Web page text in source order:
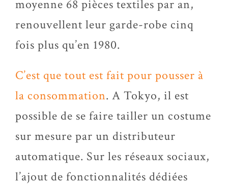
moyenne 68 pièces textiles par an,
renouvellent leur garde-robe cinq
fois plus qu’en 1980.
C’est que tout est fait pour pousser à
la consommation. A Tokyo, il est
possible de se faire tailler un costume
sur mesure par un distributeur
automatique. Sur les réseaux sociaux,
l’ajout de fonctionnalités dédiées